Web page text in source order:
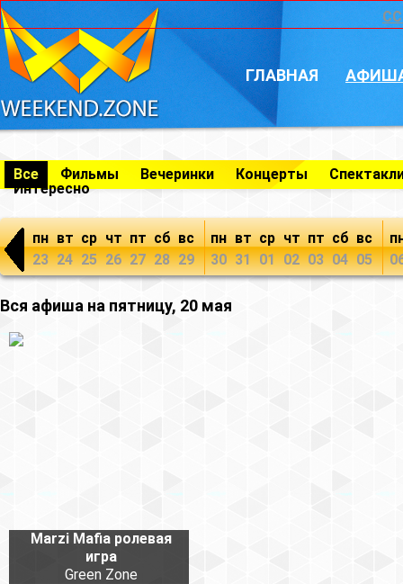
ГЛАВНАЯ
Все Фильмы Вечеринки Концерты
Интересно
пн
23
вт
24
ср
25
чт
26
пт
27
сб
28
вс
29
пн
30
вт
31
ср
01
чт
02
пт
03
сб
04
вс
05
Вся афиша на пятницу, 20 мая
Marzi Mafia ролевая
игра
Green Zone